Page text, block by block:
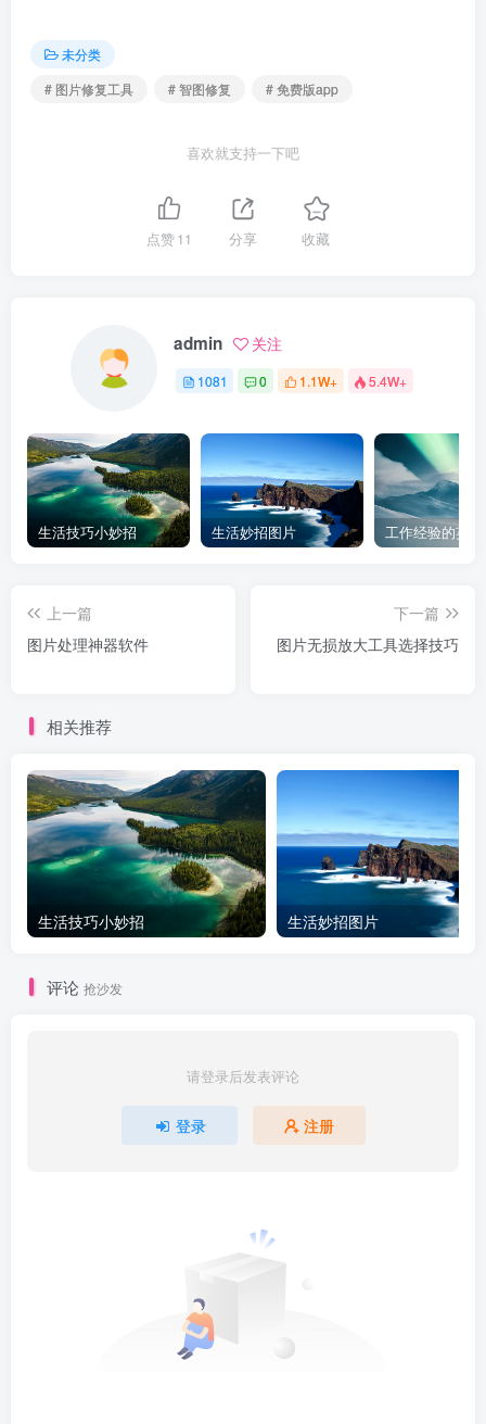
未分类
# 图片修复工具
# 智图修复 # 免费版app
喜欢就支持一下吧
点赞11 分享 收藏
admin 关注
1081 0 1.1W+ 5.4W+
生活技巧小妙招 生活妙招图片 工作经验的英
上一篇
图片处理神器软件
下一篇
图片无损放大工具选择技巧
相关推荐
生活技巧小妙招 生活妙招图片
评论 抢沙发
请登录后发表评论
登录 注册